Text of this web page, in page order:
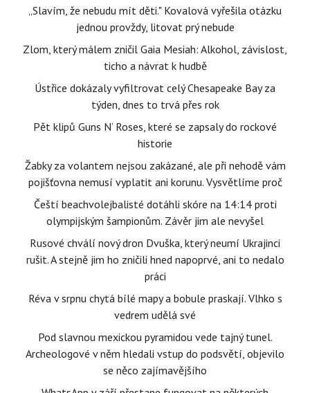
„Slavím, že nebudu mít děti." Kovalová vyřešila otázku
jednou provždy, litovat prý nebude
Zlom, který málem zničil Gaia Mesiah: Alkohol, závislost,
ticho a návrat k hudbě
Ústřice dokázaly vyfiltrovat celý Chesapeake Bay za
týden, dnes to trvá přes rok
Pět klipů Guns N‘ Roses, které se zapsaly do rockové
historie
Žabky za volantem nejsou zakázané, ale při nehodě vám
pojišťovna nemusí vyplatit ani korunu. Vysvětlíme proč
Čeští beachvolejbalisté dotáhli skóre na 14:14 proti
olympijským šampionům. Závěr jim ale nevyšel
Rusové chválí nový dron Dvuška, který neumí Ukrajinci
rušit. A stejně jim ho zničili hned napoprvé, ani to nedalo
práci
Réva v srpnu chytá bílé mapy a bobule praskají. Vlhko s
vedrem udělá své
Pod slavnou mexickou pyramidou vede tajný tunel.
Archeologové v něm hledali vstup do podsvětí, objevilo
se něco zajímavějšího